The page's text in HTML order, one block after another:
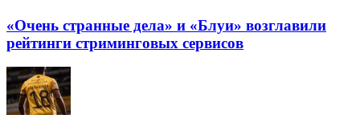
«Очень странные дела» и «Блуи» возглавили
рейтинги стриминговых сервисов